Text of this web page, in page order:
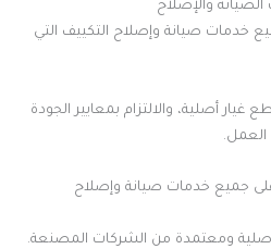
والإصلاح
خدمات صيانة وإصلاح التكييف التي
أصلية، والالتزام بمعايير الجودة
العمل.
جميع خدمات صيانة وإصلاح
ومعتمدة من الشركات المصنعة.